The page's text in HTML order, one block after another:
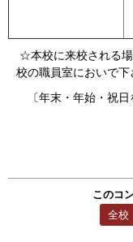
☆本校に来校される
校の職員室においで下
〔年末・年始・祝日
このコ
全校